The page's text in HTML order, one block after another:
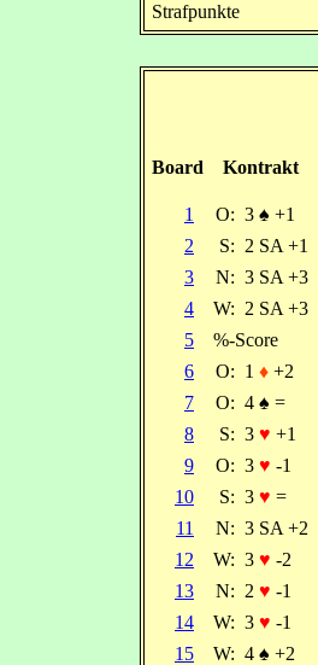
Strafpunkte
Board Kontrakt
1
O: 3 ♠ +1
2
S: 2 SA +1
3
N: 3 SA +3
4
W: 2 SA +3
5
%-Score
6
O: 1 ♦ +2
7
O: 4 ♠ =
8
S: 3 ♥ +1
9
O: 3 ♥ -1
10
S: 3 ♥ =
11
N: 3 SA +2
12
W: 3 ♥ -2
13
N: 2 ♥ -1
14
W: 3 ♥ -1
15
W: 4 ♠ +2